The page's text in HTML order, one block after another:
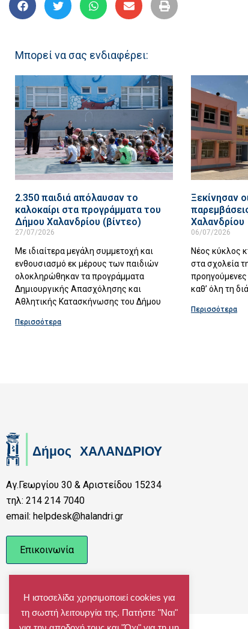
Μπορεί να σας ενδιαφέρει:
2.350 παιδιά απόλαυσαν το
καλοκαίρι στα προγράμματα του
Δήμου Χαλανδρίου (βίντεο)
27/07/2026
Με ιδιαίτερα μεγάλη συμμετοχή και
ενθουσιασμό εκ μέρους των παιδιών
ολοκληρώθηκαν τα προγράμματα
Δημιουργικής Απασχόλησης και
Αθλητικής Κατασκήνωσης του Δήμου
Περισσότερα
Ξεκίνησαν
Χαλανδρίου
06/07/2026
Νέος κύκλος
στα σχολεία
προηγούμενες
καθ’ όλη τη
Περισσότερα
Αγ.Γεωργίου 30 & Αριστείδου 15234
τηλ: 214 214 7040
email: helpdesk@halandri.gr
Επικοινωνία
Η ιστοσελίδα χρησιμοποιεί cookies για
τη σωστή λειτουργία της. Πατήστε "Ναι"